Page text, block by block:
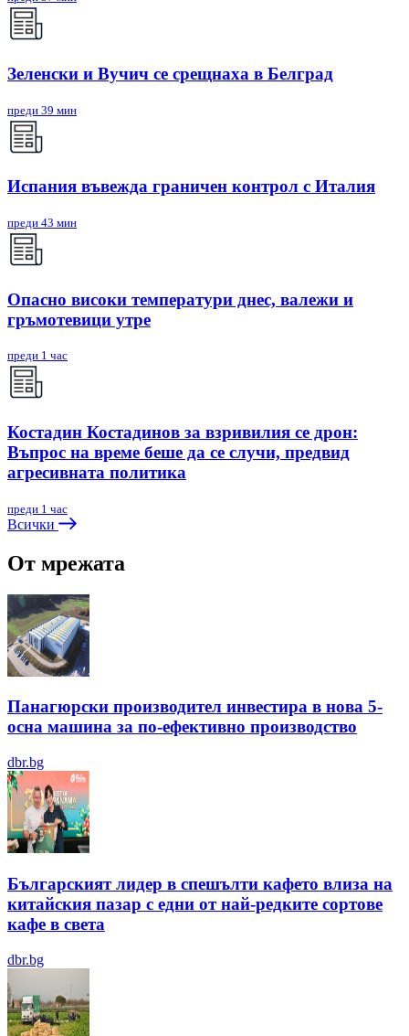
Зеленски и Вучич се срещнаха в Белград
преди 39 мин
Испания въвежда граничен контрол с Италия
преди 43 мин
Опасно високи температури днес, валежи и
гръмотевици утре
преди 1 час
Костадин Костадинов за взривилия се дрон:
Въпрос на време беше да се случи, предвид
агресивната политика
преди 1 час
Всички
От мрежата
Панагюрски производител инвестира в нова 5-
осна машина за по-ефективно производство
dbr.bg
Българският лидер в спешълти кафето влиза на
китайския пазар с едни от най-редките сортове
кафе в света
dbr.bg